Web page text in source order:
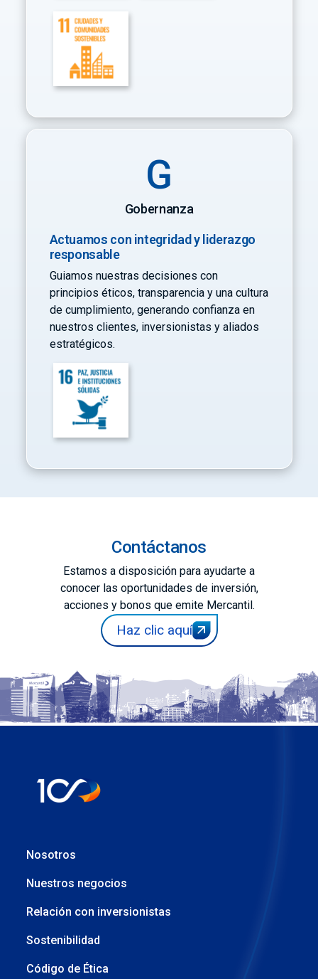
G
Gobernanza
Actuamos con integridad y liderazgo
responsable
Guiamos nuestras decisiones con
principios éticos, transparencia y una cultura
de cumplimiento, generando confianza en
nuestros clientes, inversionistas y aliados
estratégicos.
Contáctanos
Estamos a disposición para ayudarte a
conocer las oportunidades de inversión,
acciones y bonos que emite Mercantil.
Haz clic aquí
Nosotros
Nuestros negocios
Relación con inversionistas
Sostenibilidad
Código de Ética